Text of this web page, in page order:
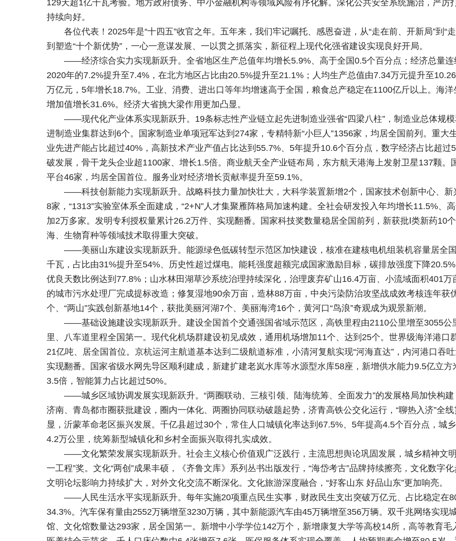
129天超1亿千瓦考验。地方政府债务、中小金融机构等领域风险有序化解。深化公共安全系统施治，严厉
持续向好。
各位代表！2025年是“十四五”收官之年。五年来，我们牢记嘱托、感恩奋进，从“走在前、开新局”到“
到塑造“十个新优势”，一心一意谋发展、一以贯之抓落实，新征程上现代化强省建设实现良好开局。
——经济综合实力实现新跃升。全省地区生产总值年均增长5.9%、高于全国0.5个百分点；经济总量
2020年的7.2%提升至7.4%，在北方地区占比由20.5%提升至21.1%；人均生产总值由7.34万元提升至
万亿元，5年增长18.7%。工业、消费、进出口等年均增速高于全国，粮食总产稳定在1100亿斤以上。海
增加值增长31.6%。经济大省挑大梁作用更加凸显。
——现代化产业体系实现新跃升。19条标志性产业链立起先进制造业强省“四梁八柱”，制造业总体规
进制造业集群达到6个。国家制造业单项冠军达到274家，专精特新“小巨人”1356家，均居全国前列。重大
业先进产能占比超过40%，高新技术产业产值占比达到55.7%、5年提升10.6个百分点，数字经济占比超
破发展，骨干龙头企业超1100家、增长1.5倍。商业航天全产业链布局，东方航天港海上发射卫星137颗。
平台46家，均居全国首位。服务业对经济增长贡献率提升至59.1%。
——科技创新能力实现新跃升。战略科技力量加快壮大，大科学装置新增2个，国家技术创新中心、新
8家，“1313”实验室体系全面建成，“2+N”人才集聚雁阵格局加速构建。全社会研发投入年均增长11.5%、
加2万多家。发明专利授权量累计26.2万件、实现翻番。国家科技奖数量稳居全国前列，新获批Ⅰ类新药10
海、生物育种等领域技术取得重大突破。
——美丽山东建设实现新跃升。能源绿色低碳转型示范区加快建设，核准在建核电机组装机容量居全
千瓦，占比由31%提升至54%、历史性超过煤电。能耗强度超额完成国家激励目标，碳排放强度下降
优良天数比例达到77.8%；山水林田湖草沙系统治理持续深化，治理废弃矿山16.4万亩、小流域面积401
的城市污水处理厂完成提标改造；修复湿地90余万亩，造林88万亩，中央污染防治攻坚战成效考核连年获
个、“两山”实践创新基地14个，获批美丽河湖7个、美丽海湾16个，黄河口“鸟浪”奇观成为观景新潮。
——基础设施建设实现新跃升。建设全国首个交通强国省域示范区，高铁里程由2110公里增至3055公
里、八车道里程全国第一。现代化机场群建设初见成效，通用机场增加11个、达到25个。世界级海洋港口
21亿吨、居全国首位。京杭运河主航道基本达到二级航道标准，小清河复航实现“河海直达”，内河港口吞
实现翻番。国家省级水网先导区顺利建成，新建扩建老岚水库等水源型水库58座，新增供水能力9.5亿立
3.5倍，智能算力占比超过50%。
——城乡区域协调发展实现新跃升。“两圈联动、三核引领、陆海统筹、全面发力”的发展格局加快构建
济南、青岛都市圈获批建设，圈内一体化、两圈协同联动破题起势，济青高铁公交化运行，“聊热入济”全
显，沂蒙革命老区振兴发展。千亿县超过30个，常住人口城镇化率达到67.5%、5年提高4.5个百分点，城
4.2万公里，统筹新型城镇化和乡村全面振兴取得扎实成效。
——文化繁荣发展实现新跃升。社会主义核心价值观广泛践行，主流思想舆论巩固发展，城乡精神文
一工程”奖。文化“两创”成果丰硕，《齐鲁文库》系列丛书出版发行，“海岱考古”品牌持续擦亮，文化数字
文明论坛影响力持续扩大，对外文化交流不断深化。文化旅游深度融合，“好客山东 好品山东”更加响亮。
——人民生活水平实现新跃升。每年实施20项重点民生实事，财政民生支出突破万亿元、占比稳定在
34.3%。汽车保有量由2552万辆增至3230万辆，其中新能源汽车由45万辆增至356万辆。双千兆网络实现
馆、文化馆数量达293家，居全国第一。新增中小学学位142万个，新增康复大学等高校14所，高等教育